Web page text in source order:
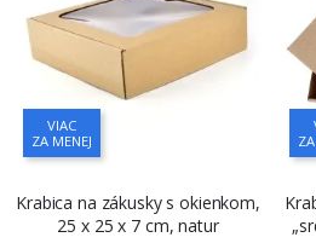
VIAC
ZA MENEJ
Krabica na zákusky s okienkom,
25 x 25 x 7 cm, natur